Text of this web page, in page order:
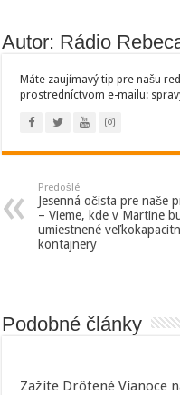
Autor: Rádio
Máte zaujímavý tip pre našu
prostredníctvom e-mailu:
Predošlé
Jesenná očista pre naše
– Vieme, kde v Martine
umiestnené
kontajnery
Podobné články
Zažite Drôtené Vianoce